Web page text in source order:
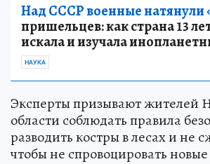
Над СССР военные натянули
пришельцев: как страна 13
искала и изучала
НАУКА
Эксперты призывают жителей
области соблюдать правила
разводить костры в лесах и не
чтобы не спровоцировать